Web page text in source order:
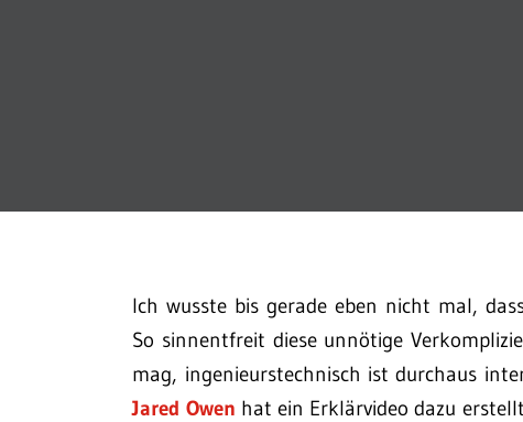
Ich wusste bis gerade eben nicht mal,
So sinnentfreit diese unnötige
mag, ingenieurstechnisch ist durchaus
Jared Owen hat ein Erklärvideo dazu